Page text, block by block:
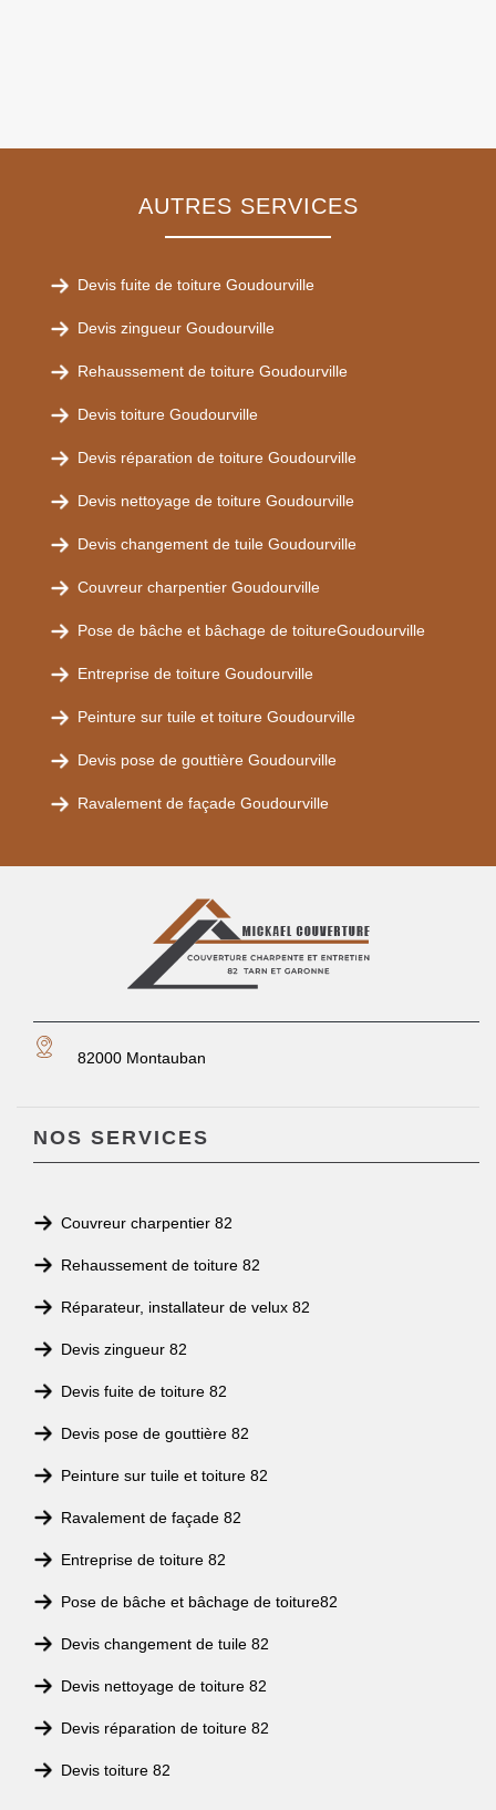
AUTRES SERVICES
Devis fuite de toiture Goudourville
Devis zingueur Goudourville
Rehaussement de toiture Goudourville
Devis toiture Goudourville
Devis réparation de toiture Goudourville
Devis nettoyage de toiture Goudourville
Devis changement de tuile Goudourville
Couvreur charpentier Goudourville
Pose de bâche et bâchage de toitureGoudourville
Entreprise de toiture Goudourville
Peinture sur tuile et toiture Goudourville
Devis pose de gouttière Goudourville
Ravalement de façade Goudourville
82000 Montauban
NOS SERVICES
Couvreur charpentier 82
Rehaussement de toiture 82
Réparateur, installateur de velux 82
Devis zingueur 82
Devis fuite de toiture 82
Devis pose de gouttière 82
Peinture sur tuile et toiture 82
Ravalement de façade 82
Entreprise de toiture 82
Pose de bâche et bâchage de toiture82
Devis changement de tuile 82
Devis nettoyage de toiture 82
Devis réparation de toiture 82
Devis toiture 82